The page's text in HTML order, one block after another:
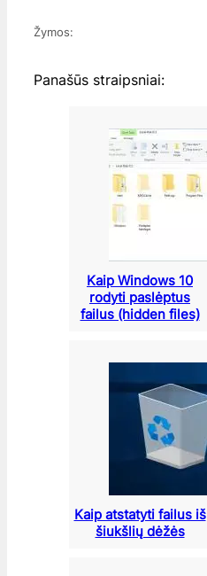
Žymos:
Panašūs straipsniai:
Kaip Windows 10
rodyti paslėptus
failus (hidden files)
Kaip atstatyti failus iš
šiukšlių dėžės